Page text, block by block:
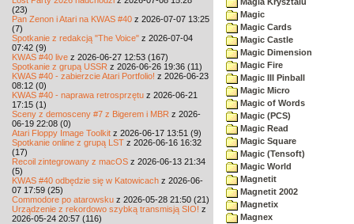
(23)
Pan Zenon i Atari na KWAS #40 z 2026-07-07 13:25
(7)
Spotkanie z redakcją "The Voice" z 2026-07-04
07:42 (9)
KWAS #40 live z 2026-06-27 12:53 (167)
Spotkanie z grupą USSR z 2026-06-26 19:36 (11)
KWAS #40 - zabierzcie Atari Portfolio! z 2026-06-23
08:12 (0)
KWAS #40 - naprawa retrosprzętu z 2026-06-21
17:15 (1)
Sceny z demosceny #7 z Bigerem i MBR z 2026-
06-19 22:08 (0)
Atari Floppy Image Toolkit z 2026-06-17 13:51 (9)
Spotkanie online z grupą LST z 2026-06-16 16:32
(17)
Recoil zintegrowany z macOS z 2026-06-13 21:34
(5)
KWAS #40 odbędzie się w Katowicach z 2026-06-
07 17:59 (25)
Commodore po atarowsku z 2026-05-28 21:50 (21)
Urządzenie z rekordowo szybką transmisją SIO! z
2026-05-24 20:57 (116)
Magic
Magic Cards
Magic Castle
Magic Dimension
Magic Fire
Magic III Pinball
Magic Micro
Magic of Words
Magic (PCS)
Magic Read
Magic Square
Magic (Tensoft)
Magic World
Magnetit
Magnetit 2002
Magnetix
Magnex